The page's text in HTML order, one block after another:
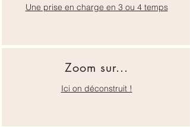
Une prise en charge en 3 ou 4 temps
Zoom sur...
Ici on déconstruit !